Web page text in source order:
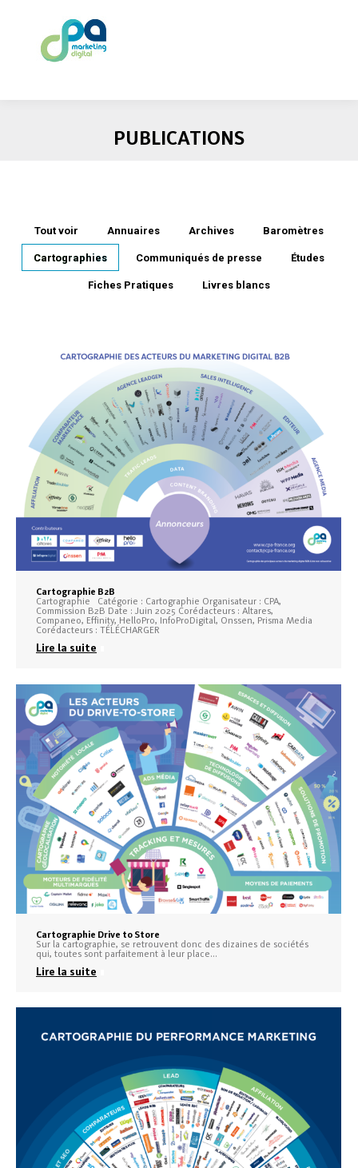
PUBLICATIONS
Tout voir Annuaires Archives Baromètres
Cartographies Communiqués de presse Études
Fiches Pratiques Livres blancs
Cartographie B2B
Cartographie Catégorie : Cartographie Organisateur : CPA,
Commission B2B Date : Juin 2025 Corédacteurs : Altares,
Companeo, Effinity, HelloPro, InfoProDigital, Onssen, Prisma Media
Corédacteurs : TÉLÉCHARGER
Lire la suite
Cartographie Drive to Store
Sur la cartographie, se retrouvent donc des dizaines de sociétés
qui, toutes sont parfaitement à leur place…
Lire la suite